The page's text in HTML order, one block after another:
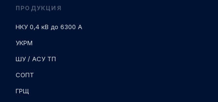
ПРОДУКЦИЯ
НКУ 0,4 кВ до 6300 А
УКРМ
ШУ / АСУ ТП
СОПТ
ГРЩ